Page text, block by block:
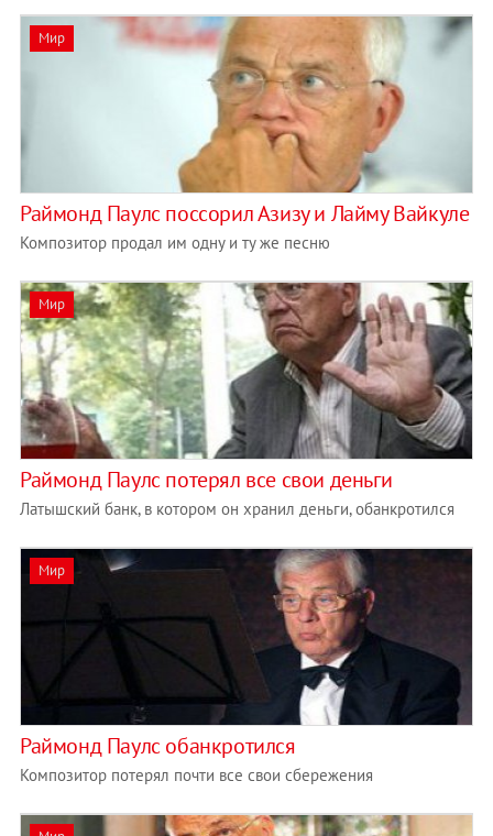
Мир
Раймонд Паулс поссорил Азизу и Лайму Вайкуле
Композитор продал им одну и ту же песню
Мир
Раймонд Паулс потерял все свои деньги
Латышский банк, в котором он хранил деньги, обанкротился
Мир
Раймонд Паулс обанкротился
Композитор потерял почти все свои сбережения